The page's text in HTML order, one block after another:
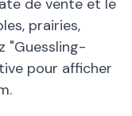
de vente et le
prairies,
"Guessling-
pour afficher